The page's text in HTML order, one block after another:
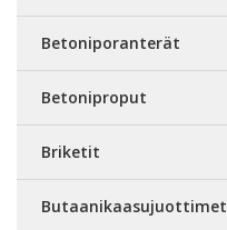
Betoniporanterät
Betoniproput
Briketit
Butaanikaasujuottimet